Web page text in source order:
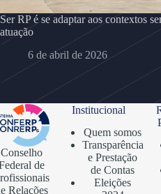
Ser RP é se adaptar aos contextos
atuação
6 de abril de 2026
Conselho
de
Relações
Institucional
Quem somos
Transparência
e Prestação
de Contas
Eleições